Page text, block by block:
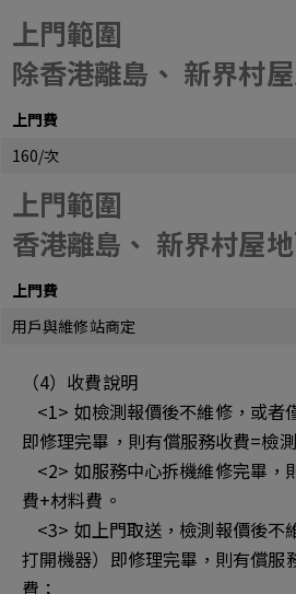
上門範圍
除香港離島、 新界村
上門費
160/次
上門範圍
香港離島、 新界村屋
上門費
用戶與維修站商定
（4）收費說明
<1> 如檢測報價後不維修，或者
即修理完畢，則有償服務收費=檢
<2> 如服務中心拆機維修完畢，
費+材料費。
<3> 如上門取送，檢測報價後不
打開機器）即修理完畢，則有償服
費；